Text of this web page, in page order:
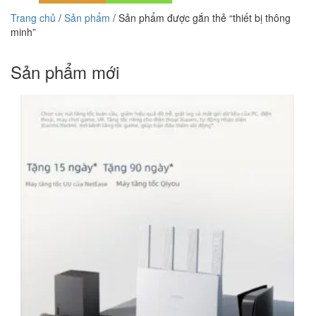
Trang chủ / Sản phẩm / Sản phẩm được gắn thẻ “thiết bị thông
minh”
Sản phẩm mới